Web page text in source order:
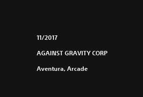
11/2017
AGAINST GRAVITY CORP
Aventura, Arcade